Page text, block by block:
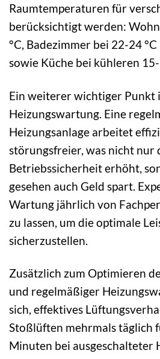
Raumtemperaturen für
berücksichtigt werden:
°C, Badezimmer bei 22-24
sowie Küche bei kühleren 15-
Ein weiterer wichtiger Punkt
Heizungswartung. Eine
Heizungsanlage arbeitet
störungsfreier, was nicht nur
Betriebssicherheit erhöht,
gesehen auch Geld spart.
Wartung jährlich von
zu lassen, um die optimale
sicherzustellen.
Zusätzlich zum Optimieren
und regelmäßiger
sich, effektives
Stoßlüften mehrmals täglich
Minuten bei ausgeschalteter